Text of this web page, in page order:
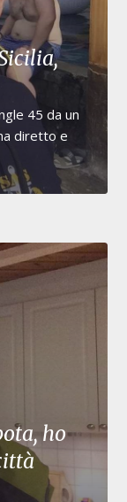
45 da un
diretto e
ho